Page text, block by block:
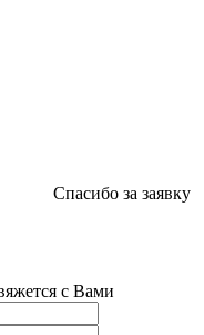
Спасибо за заявку
с Вами